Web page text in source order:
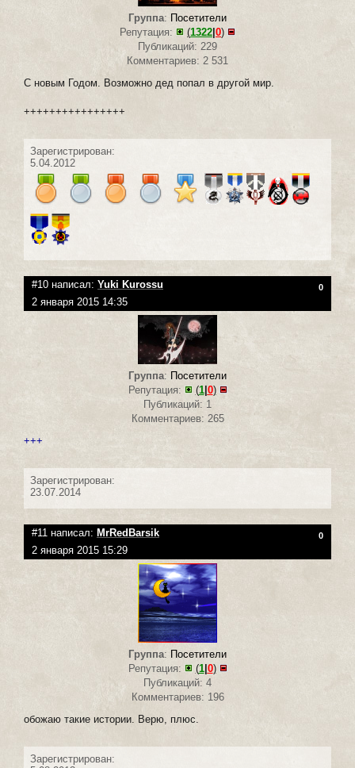
Группа: Посетители
Репутация:
(1322|0)
Публикаций: 229
Комментариев: 2 531
С новым Годом. Возможно дед попал в другой мир.
++++++++++++++++
Зарегистрирован:
5.04.2012
#10 написал: Yuki Kurossu 0
2 января 2015 14:35
Группа: Посетители
Репутация:
(1|0)
Публикаций: 1
Комментариев: 265
+++
Зарегистрирован:
23.07.2014
#11 написал: MrRedBarsik 0
2 января 2015 15:29
Группа: Посетители
Репутация:
(1|0)
Публикаций: 4
Комментариев: 196
обожаю такие истории. Верю, плюс.
Зарегистрирован: